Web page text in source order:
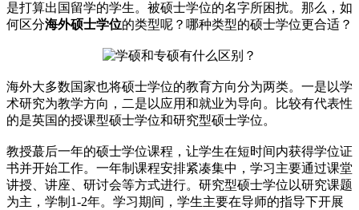
是打算出国留学的学生。被硕士学位的名字所困扰。那么，如
何区分海外硕士学位的类型呢？哪种类型的硕士学位更合适？
海外大多数国家也将硕士学位的教育方向分为两类。一是以学
术研究为教学方向，二是以应用和就业为导向。比较有代表性
的是英国的授课型硕士学位和研究型硕士学位。
教授蕞后一年的硕士学位课程，让学生在短时间内获得学位证
书并开始工作。一年制课程安排紧凑集中，学习主要通过课堂
讲授、讲座、研讨会等方式进行。研究型硕士学位以研究课题
为主，学制1-2年。学习期间，学生主要在导师的指导下开展